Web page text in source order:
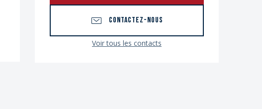
CONTACTEZ-NOUS
Voir tous les contacts